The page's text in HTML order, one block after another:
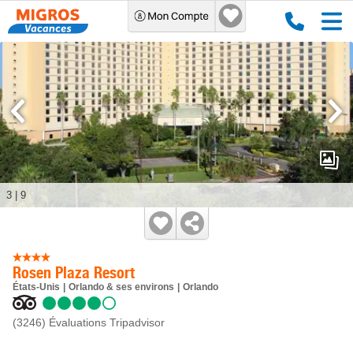
Rosen Plaza Resort
États-Unis Orlando & ses environs Orlando
(3246) Évaluations Tripadvisor
3 9